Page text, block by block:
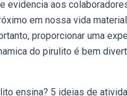
evidencia aos
em nossa vida
proporcionar uma
do pirulito é bem
ensina? 5 ideias de